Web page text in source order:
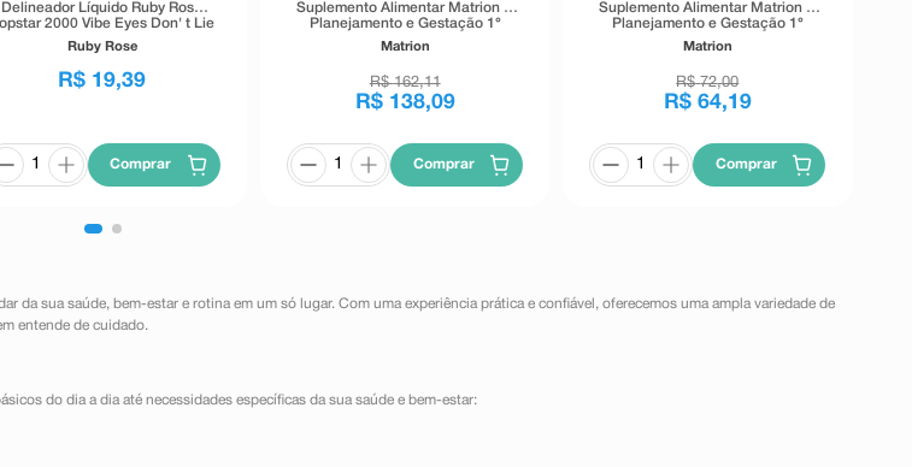
Delineador Líquido Ruby Rose
2000 Vibe Eyes Don' t Lie
Preto 5,5g
Ruby Rose
R$ 19,39
Comprar
Suplemento Alimentar Matrion D
Planejamento e Gestação 1°
Trimestre 90 Comprimidos
Revestidos
Matrion
R$ 162,11
R$ 138,09
Comprar
Suplemento Alimentar Matrion D
Planejamento e Gestação 1°
Trimestre 30 Comprimidos
Revestidos
Matrion
R$ 72,00
R$ 64,19
Comprar
da sua saúde, bem-estar e rotina em um só lugar. Com uma experiência prática e confiável, oferecemos uma ampla variedade de
entende de cuidado.
do dia a dia até necessidades específicas da sua saúde e bem-estar: